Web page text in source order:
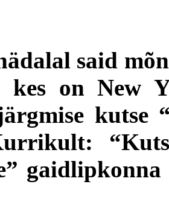
said
kes on New
kutse